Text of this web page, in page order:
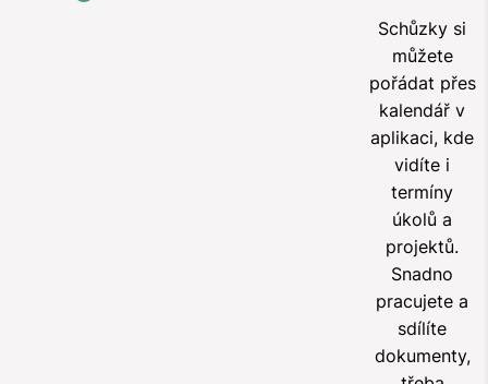
Schůzky si
můžete
pořádat přes
kalendář v
aplikaci, kde
vidíte i
termíny
úkolů a
projektů.
Snadno
pracujete a
sdílíte
dokumenty,